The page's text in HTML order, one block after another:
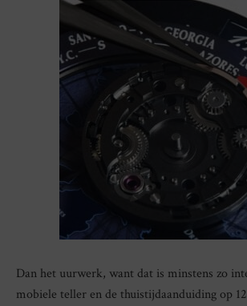
Dan het uurwerk, want dat is minstens zo
mobiele teller en de thuistijdaanduiding op